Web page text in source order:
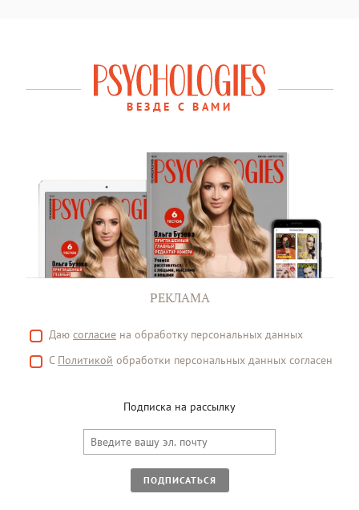
ВЕЗДЕ С ВАМИ
РЕКЛАМА
Даю согласие на обработку персональных данных
С Политикой обработки персональных данных согласен
Подписка на рассылку
ПОДПИСАТЬСЯ